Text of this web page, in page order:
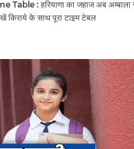
: हरियाणा का जहाज अब अम्बाला से
किराये के साथ पूरा टाइम टेबल